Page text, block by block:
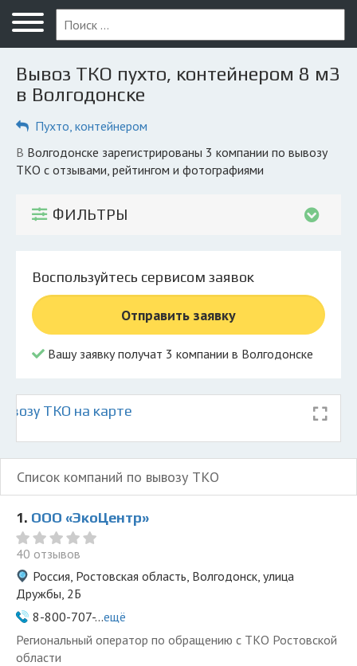
Меню
Главная
Вопрос юристу
Компании
Экоблог
© 2026 Все права защищены
Вывоз ТКО пухто, контейнером 8 м3
в Волгодонске
Пухто, контейнером
в Волгодонске зарегистрированы 3 компании по вывозу
ТКО с отзывами, рейтингом и фотографиями
ФИЛЬТРЫ
Воспользуйтесь сервисом заявок
Отправить заявку
Вашу заявку получат 3 компании в Волгодонске
ТКО на карте
Список компаний по вывозу ТКО
1. ООО «ЭкоЦентр»
40 отзывов
Россия, Ростовская область, Волгодонск, улица
Дружбы, 2Б
8-800-707-...ещё
Региональный оператор по обращению с ТКО Ростовской
области